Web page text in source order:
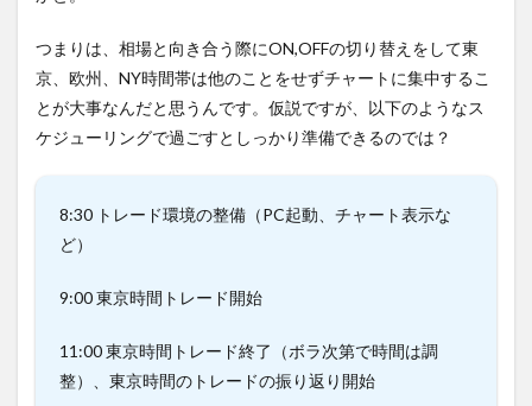
つまりは、相場と向き合う際にON,OFFの切り替えをして東
京、欧州、NY時間帯は他のことをせずチャートに集中するこ
とが大事なんだと思うんです。仮説ですが、以下のようなス
ケジューリングで過ごすとしっかり準備できるのでは？
8:30 トレード環境の整備（PC起動、チャート表示な
ど）
9:00 東京時間トレード開始
11:00 東京時間トレード終了（ボラ次第で時間は調
整）、東京時間のトレードの振り返り開始